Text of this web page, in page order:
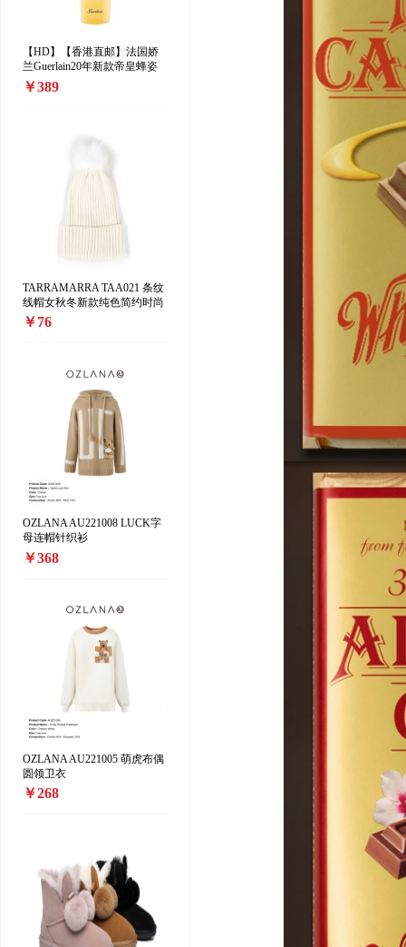
【HD】【香港直邮】法国娇
兰Guerlain20年新款帝皇蜂姿
修护蜜润柔肤水 25×蜂皇水
150ml
￥389
TARRAMARRA TAA021 条纹
线帽女秋冬新款纯色简约时尚
毛球百搭时尚保暖
￥76
OZLANA AU221008 LUCK字
母连帽针织衫
￥368
OZLANA AU221005 萌虎布偶
圆领卫衣
￥268